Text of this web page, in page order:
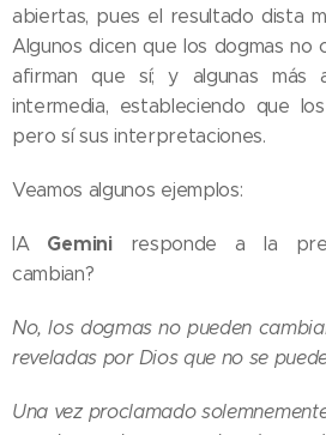
abiertas, pues el resultado dista
Algunos dicen que los dogmas no
afirman que sí; y algunas más
intermedia, estableciendo que
pero sí sus interpretaciones.
Veamos algunos ejemplos:
IA Geminiresponde a la
cambian?
No, los dogmas no pueden
reveladas por Dios que no se
Una vez proclamado